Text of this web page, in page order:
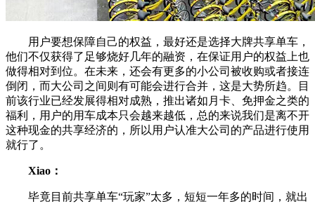
用户要想保障自己的权益，最好还是选择大牌共享单车，
他们不仅获得了足够烧好几年的融资，在保证用户的权益上也
做得相对到位。在未来，还会有更多的小公司被收购或者接连
倒闭，而大公司之间则有可能会进行合并，这是大势所趋。目
前该行业已经发展得相对成熟，推出诸如月卡、免押金之类的
福利，用户的用车成本只会越来越低，总的来说我们是离不开
这种现金的共享经济的，所以用户认准大公司的产品进行使用
就行了。
Xiao：
毕竟目前共享单车“玩家”太多，短短一年多的时间，就出